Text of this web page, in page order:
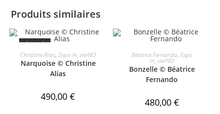
Produits similaires
ÉPUISÉ
LIRE LA SUITE
Christine Alias, Expo In_vierNO
Narquoise © Christine
Alias
490,00€
AJOUTER AU PANIER
Béatrice Fernando, Expo
In_vierNO
Bonzelle © Béatrice
Fernando
480,00 €